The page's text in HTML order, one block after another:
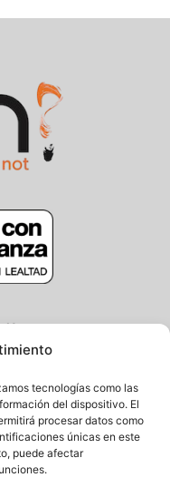
tecnologías como las
del dispositivo. El
procesar datos como
únicas en este
puede afectar
Not
3, Gros
627 014 791